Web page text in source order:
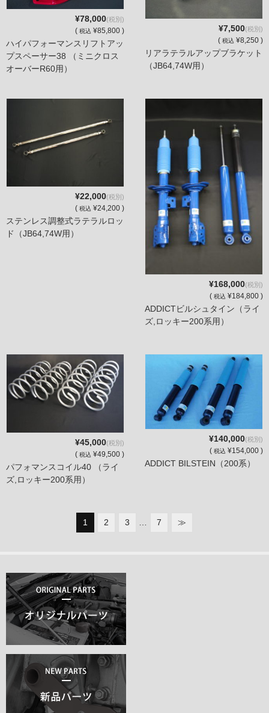
¥78,000(税別)
( 税込 ¥85,800 )
ハイパフォーマンスリフトアッ
プスペーサー38 （ミニクロス
オーバーR60用）
¥7,500(税別)
( 税込 ¥8,250 )
リアラテラルアップブラケット
（JB64,74W用）
¥22,000(税別)
( 税込 ¥24,200 )
ステンレス調整式ラテラルロッ
ド（JB64,74W用）
¥168,000(税別)
( 税込 ¥184,800 )
ADDICTビルシュタイン（ライ
ズ,ロッキー200系用）
¥45,000(税別)
( 税込 ¥49,500 )
パフォマンスコイル40 （ライ
ズ,ロッキー200系用）
¥140,000(税別)
( 税込 ¥154,000 )
ADDICT BILSTEIN（200系）
1 2 3 7 ≫